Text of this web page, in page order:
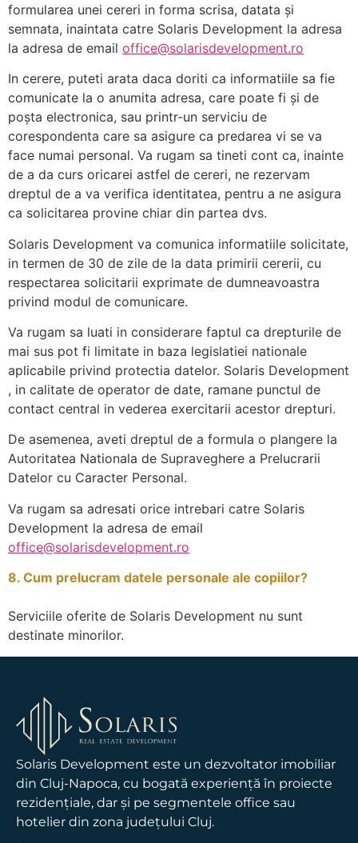
formularea unei cereri in forma scrisa, datata şi
semnata, inaintata catre Solaris Development la adresa
la adresa de email office@solarisdevelopment.ro
In cerere, puteti arata daca doriti ca informatiile sa fie
comunicate la o anumita adresa, care poate fi şi de
poşta electronica, sau printr-un serviciu de
corespondenta care sa asigure ca predarea vi se va
face numai personal. Va rugam sa tineti cont ca, inainte
de a da curs oricarei astfel de cereri, ne rezervam
dreptul de a va verifica identitatea, pentru a ne asigura
ca solicitarea provine chiar din partea dvs.
Solaris Development va comunica informatiile solicitate,
in termen de 30 de zile de la data primirii cererii, cu
respectarea solicitarii exprimate de dumneavoastra
privind modul de comunicare.
Va rugam sa luati in considerare faptul ca drepturile de
mai sus pot fi limitate in baza legislatiei nationale
aplicabile privind protectia datelor. Solaris Development
, in calitate de operator de date, ramane punctul de
contact central in vederea exercitarii acestor drepturi.
De asemenea, aveti dreptul de a formula o plangere la
Autoritatea Nationala de Supraveghere a Prelucrarii
Datelor cu Caracter Personal.
Va rugam sa adresati orice intrebari catre Solaris
Development la adresa de email
office@solarisdevelopment.ro
8. Cum prelucram datele personale ale copiilor?
Serviciile oferite de Solaris Development nu sunt
destinate minorilor.
Solaris Development este un dezvoltator imobiliar
din Cluj-Napoca, cu bogată experienţă în proiecte
rezidenţiale, dar şi pe segmentele office sau
hotelier din zona judeţului Cluj.